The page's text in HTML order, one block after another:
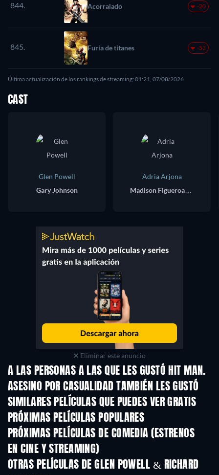
844. Acorralado -20
845. Furia de titanes -53
Última actualización de los rankings de streaming: 01:21, 07/08/2026
CAST
Glen Powell
Gary Johnson
Adria Arjona
Madison Figueroa Masters
Eliminar este anuncio
A LAS PERSONAS A LAS QUE LES GUSTÓ HIT MAN.
ASESINO POR CASUALIDAD TAMBIÉN LES GUSTÓ
SIMILARES PELÍCULAS QUE PUEDES VER GRATIS
PRÓXIMAS PELÍCULAS POPULARES
PRÓXIMAS PELÍCULAS DE COMEDIA (ESTRENOS
EN CINE Y STREAMING)
OTRAS PELÍCULAS DE GLEN POWELL & RICHARD